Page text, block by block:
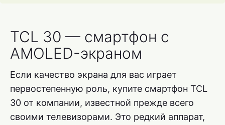
TCL 30 — смартфон с
AMOLED-экраном
Если качество экрана для вас играет
первостепенную роль, купите смартфон TCL
30 от компании, известной прежде всего
своими телевизорами. Это редкий аппарат,